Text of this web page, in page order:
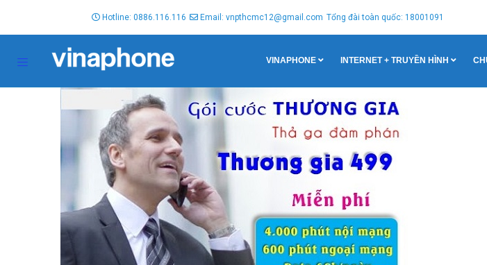
Hotline: 0886.116.116 Email: vnpthcmc12@gmail.com Tổng đài toàn quốc: 18001091
VINAPHONE INTERNET + TRUYỀN HÌNH